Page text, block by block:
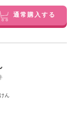
通常購入する
ん